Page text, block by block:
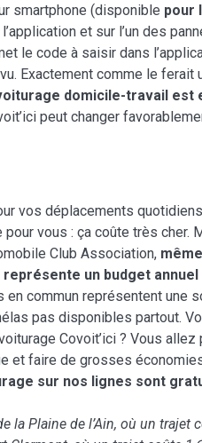
smartphone (disponible pour
et sur l’un des
le code à saisir dans
Exactement comme le ferait
domicile-travail est
peut changer
vos déplacements
vous : ça coûte très cher.
Club Association, même
un budget
commun représentent une
pas disponibles partout.
Covoit’ici ? Vous allez
et faire de grosses
sur nos lignes sont
la Plaine de l’Ain, où un trajet